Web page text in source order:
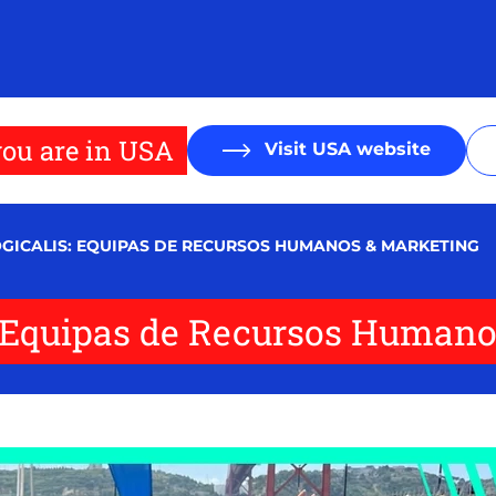
are in USA Visit USA website
EQUIPAS DE RECURSOS HUMANOS & MARKETING
de Recursos